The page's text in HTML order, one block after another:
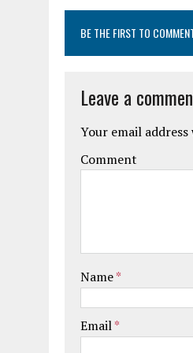
BE THE FIRST TO
Leave a
Your email
Comment
Name*
Email*